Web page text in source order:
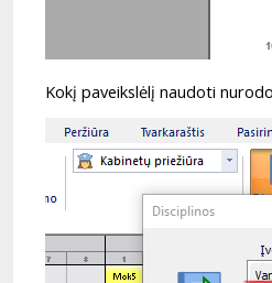
Kokį paveikslėlį naudoti